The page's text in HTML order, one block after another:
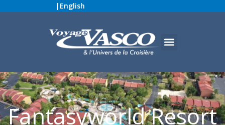
| English
Fantasyworld Resort